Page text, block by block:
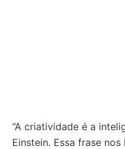
“A criatividade é a
Einstein. Essa frase